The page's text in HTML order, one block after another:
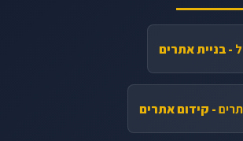
- בניית אתרים
- קידום אתרים